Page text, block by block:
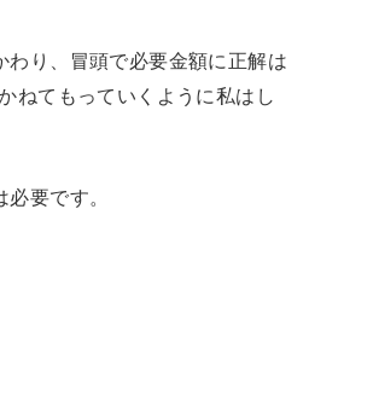
り、冒頭で必要金額に正解は
ねてもっていくように私はし
要です。